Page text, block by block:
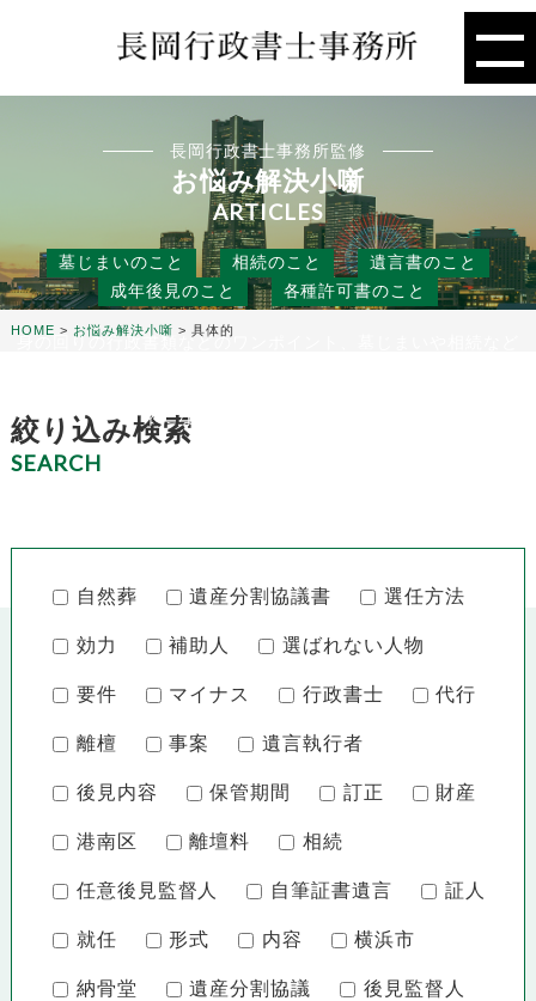
長岡行政書士事務所監修
お悩み解決小噺
ARTICLES
墓じまいのこと 相続のこと
遺言書のこと
成年後見のこと
各種許可書のこと
身の回りの行政書類などのワンポイント、墓じまいや相続など
ネになる小噺をお届けします。
HOME > お悩み解決小噺 > 具体的
絞り込み検索
SEARCH
自然葬 遺産分割協議書 選任方法
効力 補助人 選ばれない人物
要件 マイナス 行政書士 代行
離檀 事案 遺言執行者
後見内容 保管期間 訂正 財産
港南区 離壇料 相続
任意後見監督人 自筆証書遺言 証人
就任 形式 内容 横浜市
納骨堂 遺産分割協議 後見監督人